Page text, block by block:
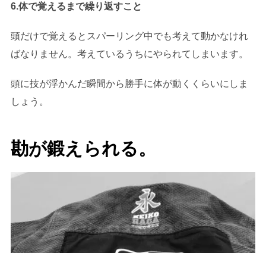
6.体で覚えるまで繰り返すこと
頭だけで覚えるとスパーリング中でも考えて動かなけれ
ばなりません。考えているうちにやられてしまいます。
頭に技が浮かんだ瞬間から勝手に体が動くくらいにしま
しょう。
勘が鍛えられる。